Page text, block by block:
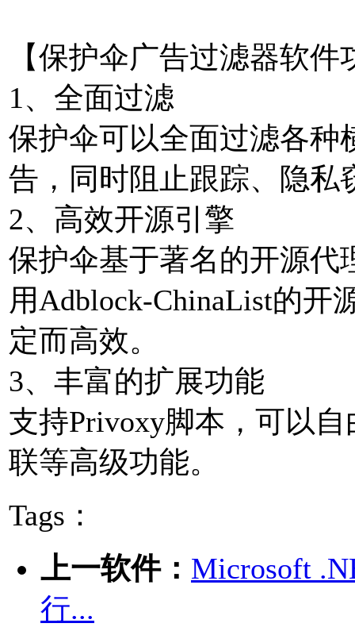
【保护伞广告过滤器软件
1、全面过滤
保护伞可以全面过滤各种
告，同时阻止跟踪、隐私
2、高效开源引擎
保护伞基于著名的开源代
用Adblock-ChinaList的开
定而高效。
3、丰富的扩展功能
支持Privoxy脚本，可以
联等高级功能。
Tags：
上一软件： Microsoft
行...